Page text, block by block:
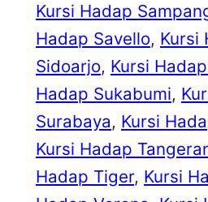
Kursi Hadap
Hadap Savello, Kursi
Sidoarjo, Kursi
Hadap Sukabumi,
Surabaya, Kursi
Kursi Hadap
Hadap Tiger, Kursi